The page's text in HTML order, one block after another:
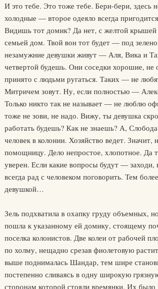
И это тебе. Это тоже тебе. Бери-бери, здесь
холодные — второе одеяло всегда
Видишь тот домик? Да нет, с желтой
семьей дом. Твой вон тот будет — под
незамужние девушки живут — Аля, Вика и
четвертой будешь. Они соседки хорошие, не
принято с людьми ругаться. Таких — не
Митричем зовут. Ну, если полностью —
Только никто так не называет — не люблю
тоже не зови, не надо. Вижу, ты девушка
работать будешь? Как не знаешь? А,
человек в колонии. Хозяйство ведет. Значит,
помощницу. Дело непростое, хлопотное. Да
уверен. Если какие вопросы будут — заходи,
всегда рад с человеком поговорить. Тем
девушкой…
Зель подхватила в охапку груду объемных,
пошла к указанному ей домику, стоящему
поселка колонистов. Две колеи от рабочей
по холму, нещадно срезав фиолетовую
выше поднималась Шандар, тем шире
постепенно сливаясь в одну широкую
сторонам которой стояли времянки. Их